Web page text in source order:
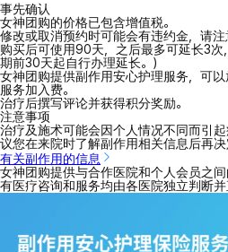
事先确认
女神团购的价格已包含增值税。
修改或取消预约时可能会有违约金，请注
购买后可使用90天，之后最多可延长3次
期前30天起自行办理延长。）
女神团购提供副作用安心护理服务，可
服务加入费。
治疗后撰写评论并获得积分奖励。
注意事项
治疗及施术可能会因个人情况不同而引
议您在来院时了解副作用相关信息后再决
有关副作用的信息
女神团购提供与合作医院和个人会员之
有医疗咨询和服务均由各医院独立判断并